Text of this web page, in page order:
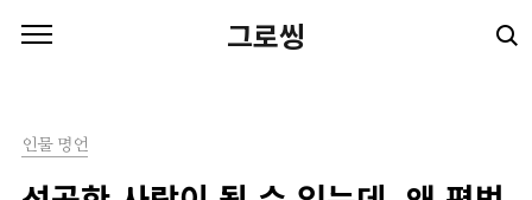
그로씽
인물 명언